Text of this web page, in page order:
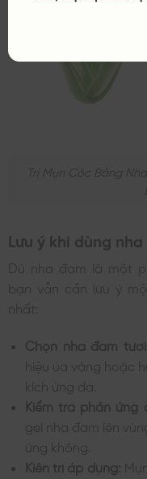
Trị Mụn Cóc Bằng
Lưu ý khi dùng
Dù nha đam là một
bạn vẫn cần lưu ý
nhất:
Chọn nha đam
hiệu úa vàng hoặc
kích ứng da.
Kiểm tra phản ứng
gel nha đam lên
ứng không.
Kiên trì áp dụng: